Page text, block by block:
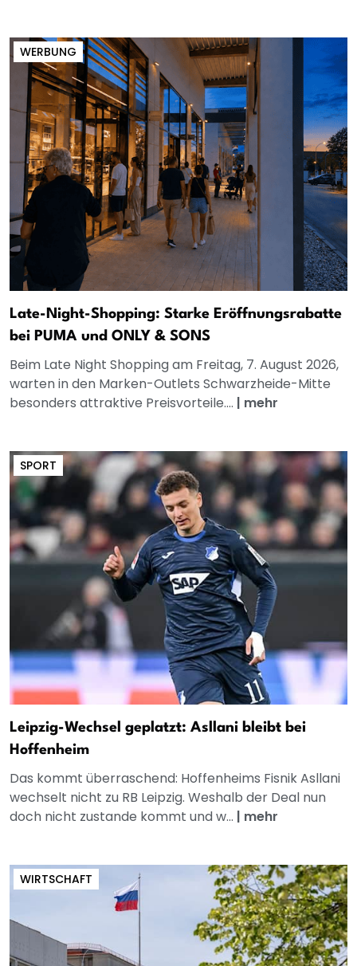
WERBUNG
Late-Night-Shopping: Starke Eröffnungsrabatte
bei PUMA und ONLY & SONS
Beim Late Night Shopping am Freitag, 7. August 2026,
warten in den Marken-Outlets Schwarzheide-Mitte
besonders attraktive Preisvorteile.... | mehr
SPORT
Leipzig-Wechsel geplatzt: Asllani bleibt bei
Hoffenheim
Das kommt überraschend: Hoffenheims Fisnik Asllani
wechselt nicht zu RB Leipzig. Weshalb der Deal nun
doch nicht zustande kommt und w... | mehr
WIRTSCHAFT